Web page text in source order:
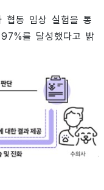
협동 임상 실험을 통
를 달성했다고 밝